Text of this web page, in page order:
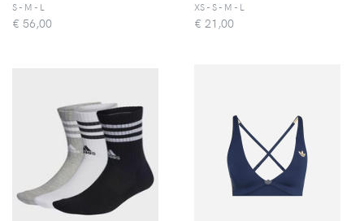
S - M - L
€ 56,00
XS - S - M - L
€ 21,00